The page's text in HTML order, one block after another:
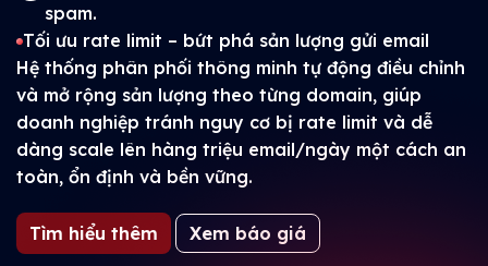
spam.
Tối ưu rate limit – bứt phá sản lượng gửi email
Hệ thống phân phối thông minh tự động điều chỉnh
và mở rộng sản lượng theo từng domain, giúp
doanh nghiệp tránh nguy cơ bị rate limit và dễ
dàng scale lên hàng triệu email/ngày một cách an
toàn, ổn định và bền vững.
Tìm hiểu thêm Xem báo giá